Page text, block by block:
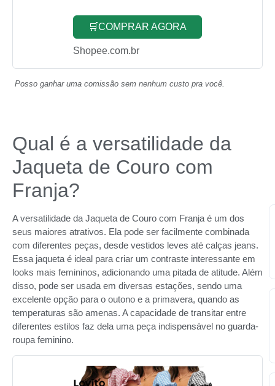
🛒COMPRAR AGORA
Shopee.com.br
Posso ganhar uma comissão sem nenhum custo pra você.
Qual é a versatilidade da
Jaqueta de Couro com
Franja?
A versatilidade da Jaqueta de Couro com Franja é um dos
seus maiores atrativos. Ela pode ser facilmente combinada
com diferentes peças, desde vestidos leves até calças jeans.
Essa jaqueta é ideal para criar um contraste interessante em
looks mais femininos, adicionando uma pitada de atitude. Além
disso, pode ser usada em diversas estações, sendo uma
excelente opção para o outono e a primavera, quando as
temperaturas são amenas. A capacidade de transitar entre
diferentes estilos faz dela uma peça indispensável no guarda-
roupa feminino.